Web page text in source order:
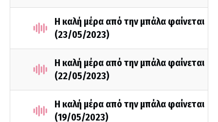
Η καλή μέρα από την μπάλα φαίνεται
(23/05/2023)
Η καλή μέρα από την μπάλα φαίνεται
(22/05/2023)
Η καλή μέρα από την μπάλα φαίνεται
(19/05/2023)